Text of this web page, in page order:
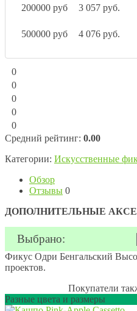
200000 руб 3 057 руб.
500000 руб 4 076 руб.
0
0
0
0
0
Средний рейтинг: 0.00
Категории: Искусственные
Обзор
Отзывы 0
ДОПОЛНИТЕЛЬНЫЕ
Выбрано:
Фикус Одри Бенгальский
проектов.
Покупатели
Разные цвета и размеры